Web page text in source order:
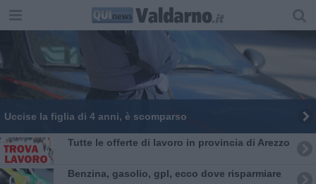
Uccise la figlia di 4 anni, è scomparso
​Tutte le offerte di lavoro in provincia di Arezzo
​Benzina, gasolio, gpl, ecco dove risparmiare